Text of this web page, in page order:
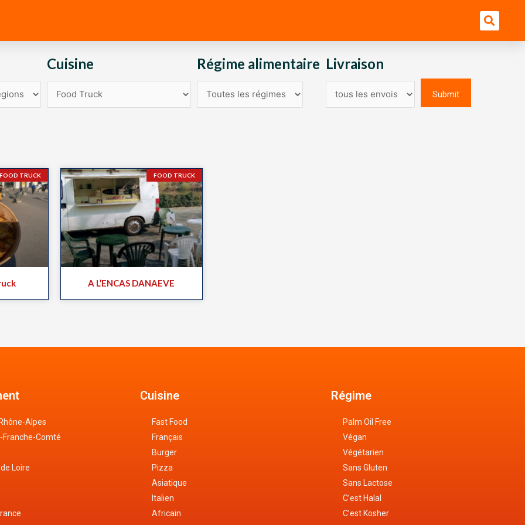
Cuisine Régime alimentaire Livraison
FOOD TRUCK FOOD TRUCK
A L’ENCAS DANAEVE
Alpes
Franche-Comté
Loire
Cuisine
Fast Food
Français
Burger
Pizza
Asiatique
Italien
Africain
Régime
Palm Oil Free
Végan
Végétarien
Sans Gluten
Sans Lactose
C’est Halal
C’est Kosher